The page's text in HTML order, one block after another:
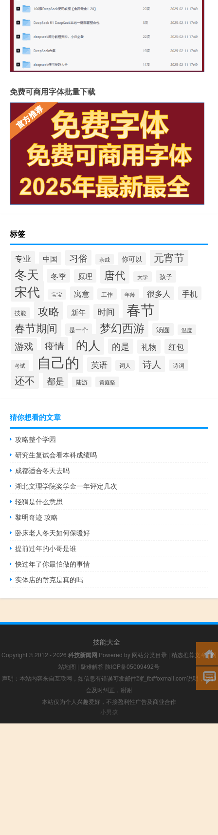
免费可商用字体批量下载
标签
专业 中国 习俗 亲戚 你可以 元宵节
冬天 冬季 原理 唐代 大学 孩子
宋代 宝宝 寓意 工作 年龄 很多人 手机
技能 攻略 新年 时间 春节
春节期间 是一个 梦幻西游 汤圆 温度
游戏 疫情 的人 的是 礼物 红包
考试 自己的 英语 词人 诗人 诗词
还不 都是 陆游 黄庭坚
猜你想看的文章
攻略整个学园
研究生复试会看本科成绩吗
成都适合冬天去吗
湖北文理学院奖学金一年评定几次
轻狷是什么意思
黎明奇迹 攻略
卧床老人冬天如何保暖好
提前过年的小哥是谁
快过年了你最怕做的事情
实体店的耐克是真的吗
技能大全
Copyright © 2012 - 2026 科技新闻网 Powered by 网站分类目录 | 精选推荐文章|网
站地图 | 疑难解答 陕ICP备05009492号
声明：本站内容来自互联网，如信息有错误可发邮件到f_fb#foxmail.com说明，我们
会及时纠正，谢谢
本站仅为个人兴趣爱好，不接盈利性广告及商业合作
小男孩